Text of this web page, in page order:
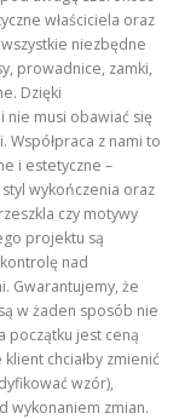
właściciela oraz
niezbędne
prowadnice, zamki,
Dzięki
nie musi obawiać się
z nami to
i estetyczne –
wykończenia oraz
czy motywy
projektu są
nad
Gwarantujemy, że
w żaden sposób nie
początku jest ceną
chciałby zmienić
wzór),
wykonaniem zmian.